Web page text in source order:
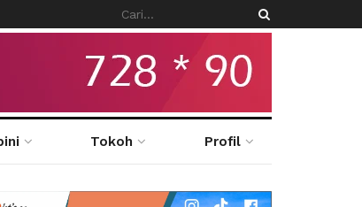
Tokoh Profil